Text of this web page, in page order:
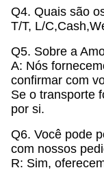
Q4. Quais são
T/T, L/
Q5. Sobre a
A: Nós
confirmar com
Se o transporte
por si.
Q6. Você pode
com nossos
R: Sim,